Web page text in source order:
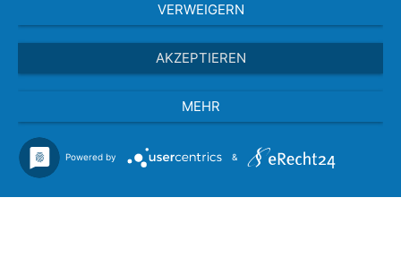
VERWEIGERN
AKZEPTIEREN
MEHR
Powered by &